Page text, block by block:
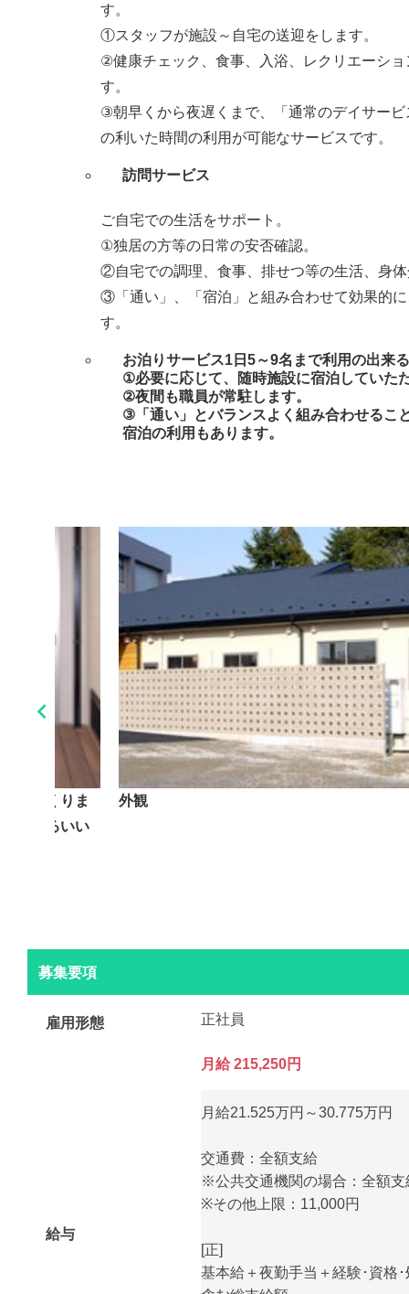
す。
①スタッフが施設～自宅の送迎をします。
②健康チェック、食事、入浴、レクリエーシ
す。
③朝早くから夜遅くまで、「通常のデイサー
の利いた時間の利用が可能なサービスです。
訪問サービス
ご自宅での生活をサポート。
①独居の方等の日常の安否確認。
②自宅での調理、食事、排せつ等の生活、身
③「通い」、「宿泊」と組み合わせて効果的
す。
お泊りサービス1日5～9名まで利用の出来
①必要に応じて、随時施設に宿泊していた
②夜間も職員が常駐します。
③「通い」とバランスよく組み合わせるこ
宿泊の利用もあります。
をつくりま
感じるいい
外観

募集要項
雇用形態 正社員
給与
月給 215,250円
月給21.525万円～30.775万円
交通費：全額支給
※公共交通機関の場合：全額支
※その他上限：11,000円
[正]
基本給＋夜勤手当＋経験･資格